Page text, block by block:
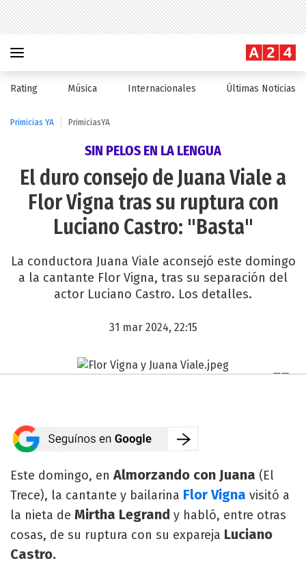
Rating Música Internacionales Últimas Noticias
Primicias YA PrimiciasYA
SIN PELOS EN LA LENGUA
El duro consejo de Juana Viale a
Flor Vigna tras su ruptura con
Luciano Castro: "Basta"
La conductora Juana Viale aconsejó este domingo
a la cantante Flor Vigna, tras su separación del
actor Luciano Castro. Los detalles.
31 mar 2024, 22:15
Este domingo, en Almorzando con Juana (El
Trece), la cantante y bailarina Flor Vigna visitó a
la nieta de Mirtha Legrand y habló, entre otras
cosas, de su ruptura con su expareja Luciano
Castro.